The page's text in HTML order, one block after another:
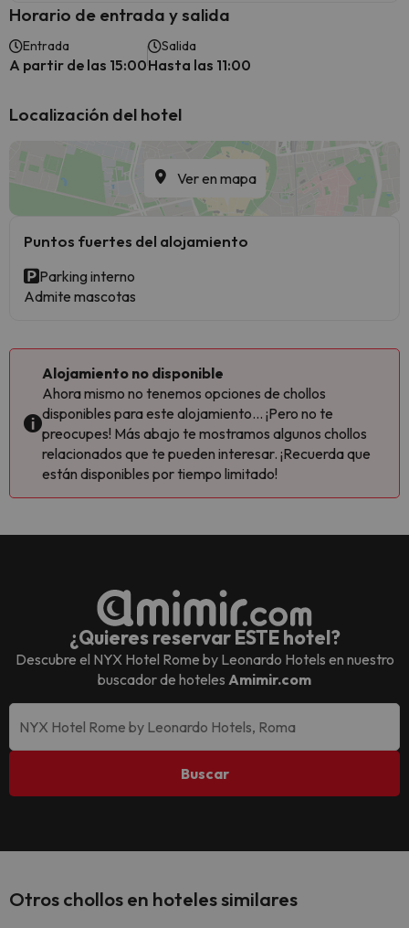
Horario de entrada y salida
Entrada
A partir de las 15:00
Salida
Hasta las 11:00
Localización del hotel
Ver en mapa
Puntos fuertes del alojamiento
Parking interno
Admite mascotas
Alojamiento no disponible
Ahora mismo no tenemos opciones de chollos
disponibles para este alojamiento... ¡Pero no te
preocupes! Más abajo te mostramos algunos chollos
relacionados que te pueden interesar. ¡Recuerda que
están disponibles por tiempo limitado!
¿Quieres reservar ESTE hotel?
Descubre el NYX Hotel Rome by Leonardo Hotels en nuestro
buscador de hoteles Amimir.com
Buscar
Otros chollos en hoteles similares